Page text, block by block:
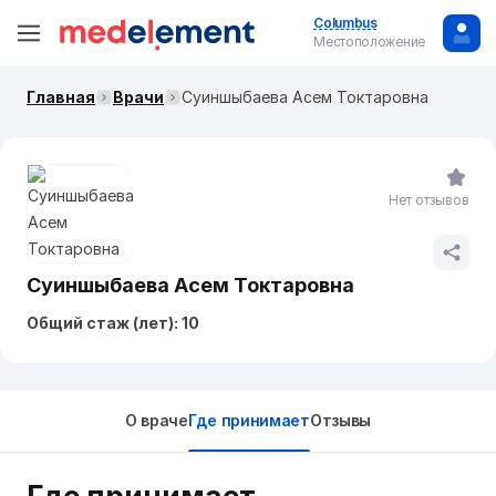
Columbus
Местоположение
Главная Врачи Суиншыбаева Асем Токтаровна
Суиншыбаева Асем Токтаровна
Общий стаж (лет): 10
Нет отзывов
О врачеГде принимаетОтзывы